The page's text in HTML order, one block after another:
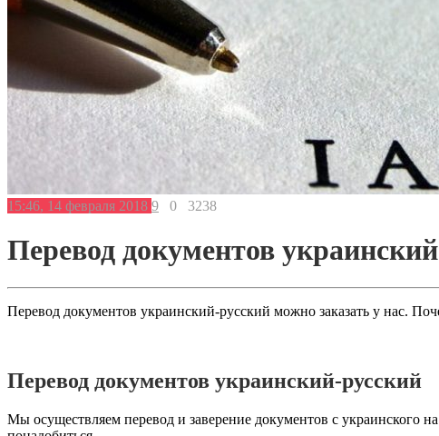
15:46, 14 февраля 2018 9 0 3238
Перевод документов
Перевод документов украинский-русский можно заказать у нас.
Перевод документов украинский-русский
Мы осуществляем перевод и заверение документов с украинского